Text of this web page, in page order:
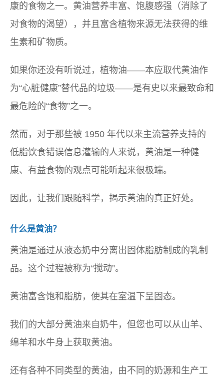
康的食物之一。黄油营养丰富、饱腹感强（消除了
对食物的渴望），并且富含植物来源无法获得的维
生素和矿物质。
如果你还没有听说过，植物油——本应取代黄油作
为“心脏健康”替代品的垃圾——是有史以来最致命和
最危险的“食物”之一。
然而，对于那些被 1950 年代以来主流营养支持的
低脂饮食错误信息灌输的人来说，黄油是一种健
康、有益食物的观点可能听起来很极端。
因此，让我们跟随科学，揭示黄油的真正好处。
什么是黄油？
黄油是通过从液态奶中分离出固体脂肪制成的乳制
品。这个过程被称为“搅动”。
黄油富含饱和脂肪，使其在室温下呈固态。
我们的大部分黄油来自奶牛，但您也可以从山羊、
绵羊和水牛身上获取黄油。
还有各种不同类型的黄油，由不同的奶源和生产工